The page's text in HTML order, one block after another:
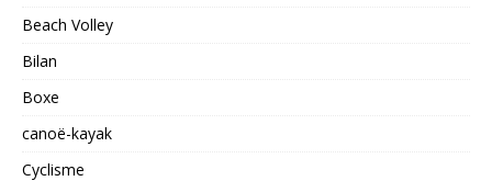
Beach Volley
Bilan
Boxe
canoë-kayak
Cyclisme